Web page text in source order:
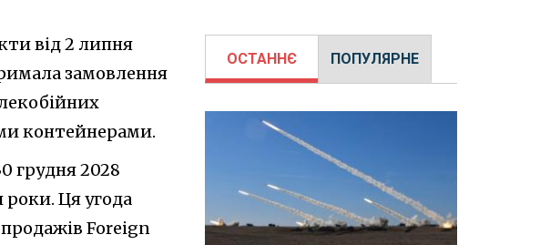
від 2 липня
замовлення
контейнерами.
грудня 2028
роки. Ця угода
Foreign
ОСТАННЄ ПОПУЛЯРНЕ